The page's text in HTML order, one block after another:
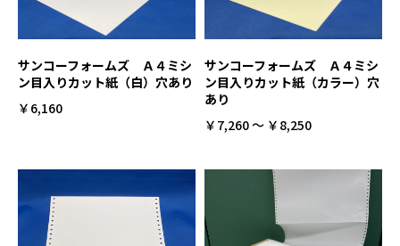
サンコーフォームズ Ａ４ミシ
ン目入りカット紙（白）穴あり
￥6,160
サンコーフォームズ Ａ４ミシ
ン目入りカット紙（カラー）穴
あり
￥7,260 ～ ￥8,250